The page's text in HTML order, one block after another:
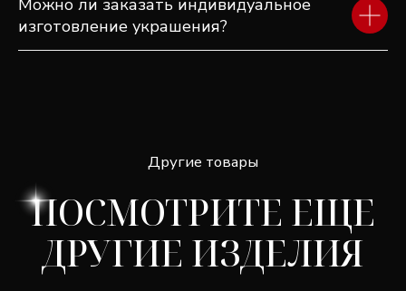
Можно ли заказать индивидуальное
изготовление украшения?